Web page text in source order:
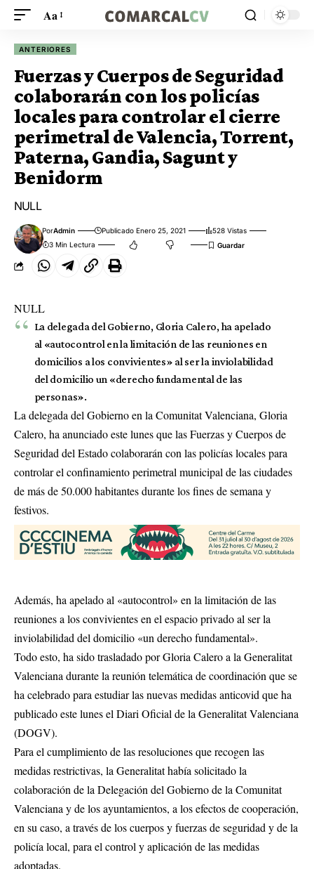
Aa
ANTERIORES
Fuerzas y Cuerpos de Seguridad
colaborarán con los policías
locales para controlar el cierre
perimetral de Valencia, Torrent,
Paterna, Gandia, Sagunt y
Benidorm
NULL
PorAdmin Publicado Enero 25, 2021
528 Vistas
3 Min Lectura
NULL
La delegada del Gobierno, Gloria Calero, ha apelado
al «autocontrol en la limitación de las reuniones en
domicilios a los convivientes» al ser la inviolabilidad
del domicilio un «derecho fundamental de las
personas».
La delegada del Gobierno en la Comunitat Valenciana, Gloria
Calero, ha anunciado este lunes que las Fuerzas y Cuerpos de
Seguridad del Estado colaborarán con las policías locales para
controlar el confinamiento perimetral municipal de las ciudades
de más de 50.000 habitantes durante los fines de semana y
festivos.
Además, ha apelado al «autocontrol» en la limitación de las
reuniones a los convivientes en el espacio privado al ser la
inviolabilidad del domicilio «un derecho fundamental».
Todo esto, ha sido trasladado por Gloria Calero a la Generalitat
Valenciana durante la reunión telemática de coordinación que se
ha celebrado para estudiar las nuevas medidas anticovid que ha
publicado este lunes el Diari Oficial de la Generalitat Valenciana
(DOGV).
Para el cumplimiento de las resoluciones que recogen las
medidas restrictivas, la Generalitat había solicitado la
colaboración de la Delegación del Gobierno de la Comunitat
Valenciana y de los ayuntamientos, a los efectos de cooperación,
en su caso, a través de los cuerpos y fuerzas de seguridad y de la
policía local, para el control y aplicación de las medidas
adoptadas.